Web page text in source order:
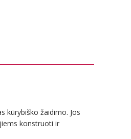
kūrybiško žaidimo. Jos
konstruoti ir